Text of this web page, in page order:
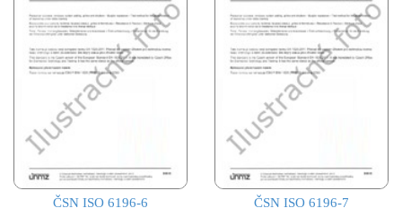
ČSN ISO 6196-6
ČSN ISO 6196-7